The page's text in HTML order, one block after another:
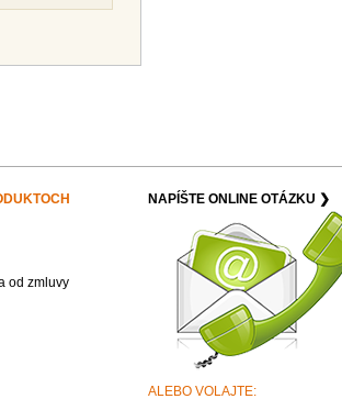
NAPÍŠTE ONLINE OTÁZKU ❯
ALEBO VOLAJTE:
od zmluvy